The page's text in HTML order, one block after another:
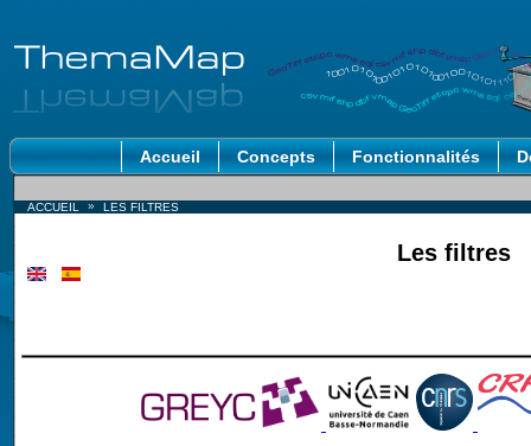
Accueil Concepts Fonctionnalités
ACCUEIL » LES FILTRES
Les filtres